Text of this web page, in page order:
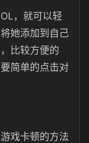
，就可以轻
她添加到自己
比较方便的
简单的点击对
戏卡顿的方法